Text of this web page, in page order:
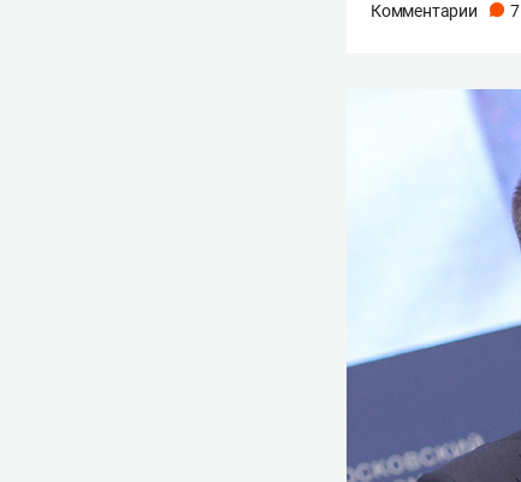
Комментарии 7